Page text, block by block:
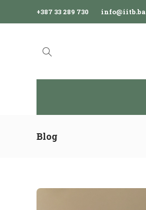
+387 33 289 730 info@iitb.ba
Blog